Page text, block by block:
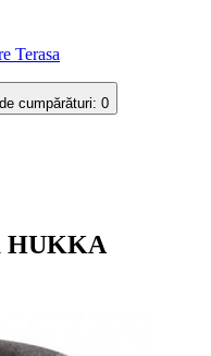
Terasa
de cumpărături: 0
HUKKA